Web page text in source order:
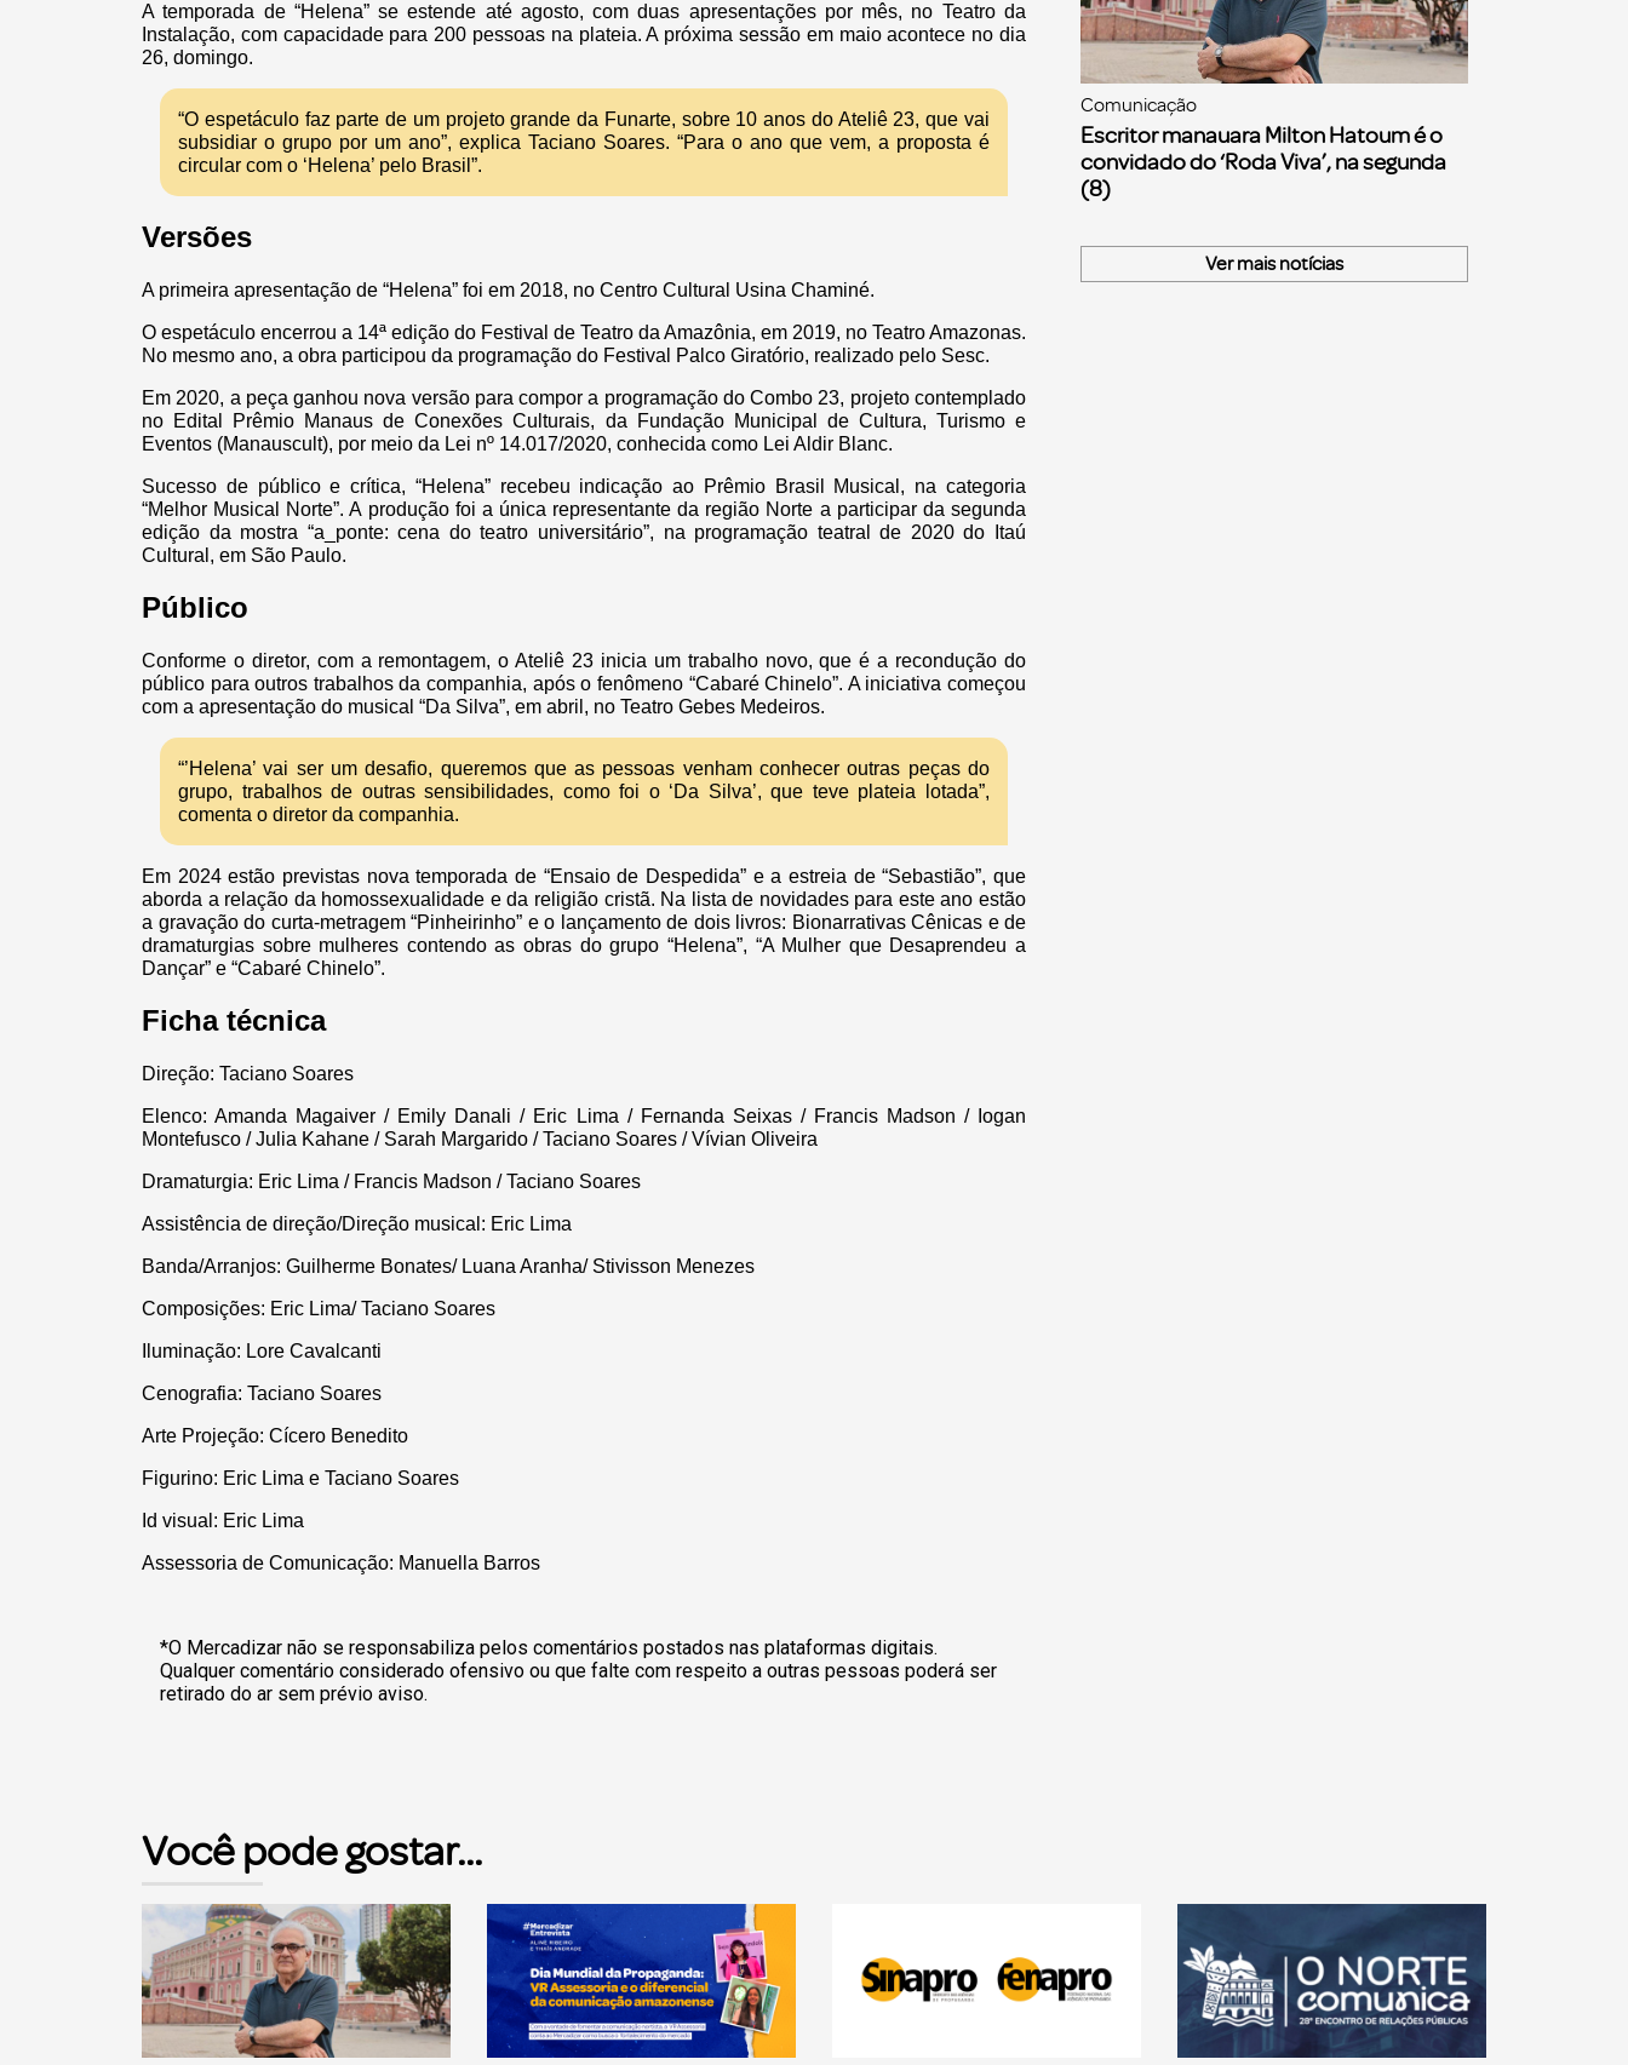
A temporada de “Helena” se estende até agosto, com duas apresentações por mês, no Teatro da
Instalação, com capacidade para 200 pessoas na plateia. A próxima sessão em maio acontece no dia
26, domingo.
“O espetáculo faz parte de um projeto grande da Funarte, sobre 10 anos do Ateliê 23, que vai
subsidiar o grupo por um ano”, explica Taciano Soares. “Para o ano que vem, a proposta é
circular com o ‘Helena’ pelo Brasil”.
Versões
A primeira apresentação de “Helena” foi em 2018, no Centro Cultural Usina Chaminé.
O espetáculo encerrou a 14ª edição do Festival de Teatro da Amazônia, em 2019, no Teatro Amazonas.
No mesmo ano, a obra participou da programação do Festival Palco Giratório, realizado pelo Sesc.
Em 2020, a peça ganhou nova versão para compor a programação do Combo 23, projeto contemplado
no Edital Prêmio Manaus de Conexões Culturais, da Fundação Municipal de Cultura, Turismo e
Eventos (Manauscult), por meio da Lei nº 14.017/2020, conhecida como Lei Aldir Blanc.
Sucesso de público e crítica, “Helena” recebeu indicação ao Prêmio Brasil Musical, na categoria
“Melhor Musical Norte”. A produção foi a única representante da região Norte a participar da segunda
edição da mostra “a_ponte: cena do teatro universitário”, na programação teatral de 2020 do Itaú
Cultural, em São Paulo.
Público
Conforme o diretor, com a remontagem, o Ateliê 23 inicia um trabalho novo, que é a recondução do
público para outros trabalhos da companhia, após o fenômeno “Cabaré Chinelo”. A iniciativa começou
com a apresentação do musical “Da Silva”, em abril, no Teatro Gebes Medeiros.
“’Helena’ vai ser um desafio, queremos que as pessoas venham conhecer outras peças do
grupo, trabalhos de outras sensibilidades, como foi o ‘Da Silva’, que teve plateia lotada”,
comenta o diretor da companhia.
Em 2024 estão previstas nova temporada de “Ensaio de Despedida” e a estreia de “Sebastião”, que
aborda a relação da homossexualidade e da religião cristã. Na lista de novidades para este ano estão
a gravação do curta-metragem “Pinheirinho” e o lançamento de dois livros: Bionarrativas Cênicas e de
dramaturgias sobre mulheres contendo as obras do grupo “Helena”, “A Mulher que Desaprendeu a
Dançar” e “Cabaré Chinelo”.
Ficha técnica
Direção: Taciano Soares
Elenco: Amanda Magaiver / Emily Danali / Eric Lima / Fernanda Seixas / Francis Madson / Iogan
Montefusco / Julia Kahane / Sarah Margarido / Taciano Soares / Vívian Oliveira
Dramaturgia: Eric Lima / Francis Madson / Taciano Soares
Assistência de direção/Direção musical: Eric Lima
Banda/Arranjos: Guilherme Bonates/ Luana Aranha/ Stivisson Menezes
Composições: Eric Lima/ Taciano Soares
Iluminação: Lore Cavalcanti
Cenografia: Taciano Soares
Arte Projeção: Cícero Benedito
Figurino: Eric Lima e Taciano Soares
Id visual: Eric Lima
Assessoria de Comunicação: Manuella Barros
*O Mercadizar não se responsabiliza pelos comentários postados nas plataformas digitais.
Qualquer comentário considerado ofensivo ou que falte com respeito a outras pessoas poderá ser
retirado do ar sem prévio aviso.
Comunicação
Escritor manauara Milton Hatoum é o
convidado do ‘Roda Viva’, na segunda
(8)
Ver mais notícias
Você pode gostar...